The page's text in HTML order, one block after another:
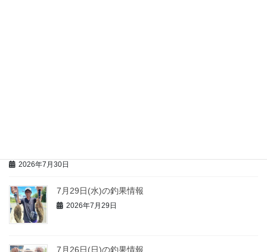
2026年7月30日
7月29日(水)の釣果情報
2026年7月29日
7月26日(日)の釣果情報